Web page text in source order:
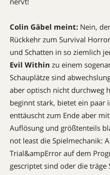
Colin Gäbel meint: Nein,
Rückkehr zum Survival
und Schatten in so ziemlich
Evil Within zu einem
Schauplätze sind
aber optisch nicht durchweg
beginnt stark, bietet ein paar
enttäuscht zum Ende aber
Auflösung und größtenteils
not least die Spielmechanik:
Trial&ampError auf dem
gescriptet sind oder die träge